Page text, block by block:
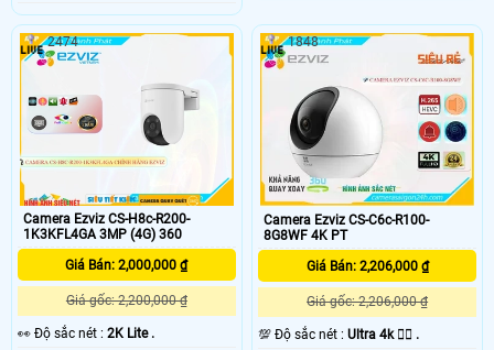
Camera Ezviz CS-H8c-R200-
1K3KFL4GA 3MP (4G) 360
Giá Bán: 2,000,000 ₫
Giá gốc: 2,200,000 ₫
️👀 Độ sắc nét : 2K Lite .
2474
Camera Ezviz CS-C6c-R100-
8G8WF 4K PT
Giá Bán: 2,206,000 ₫
Giá gốc: 2,206,000 ₫
💯 Độ sắc nét :Ultra 4k 👍🏾 .
1848